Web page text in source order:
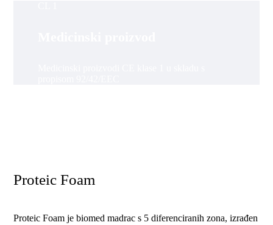
Proteic Foam
Proteic Foam je biomed madrac s 5 diferenciranih zona, izrađen